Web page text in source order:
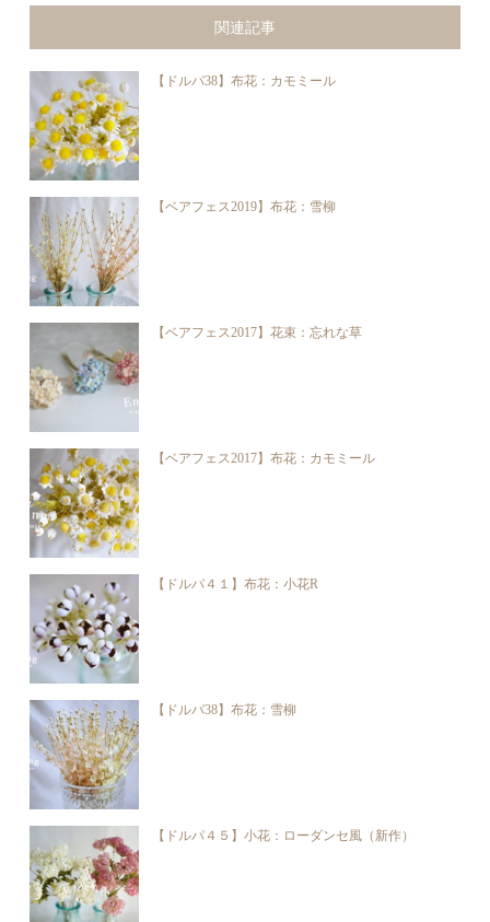
関連記事
【ドルパ38】布花：カモミール
【ベアフェス2019】布花：雪柳
【ベアフェス2017】花束：忘れな草
【ベアフェス2017】布花：カモミール
【ドルパ４１】布花：小花R
【ドルパ38】布花：雪柳
【ドルパ４５】小花：ローダンセ風（新作）